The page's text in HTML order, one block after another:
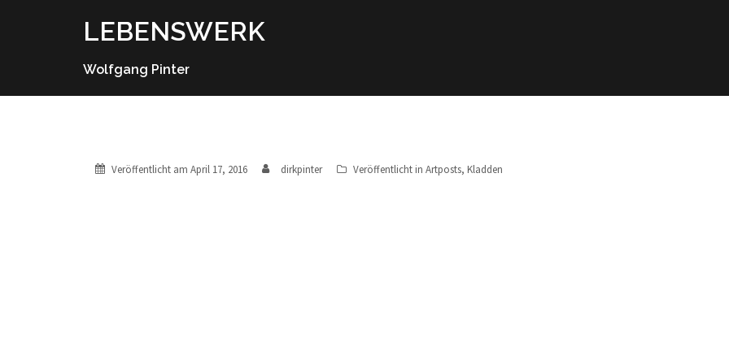
LEBENSWERK
Wolfgang Pinter
Veröffentlicht am April 17, 2016 dirkpinter Veröffentlicht in Artposts, Kladden